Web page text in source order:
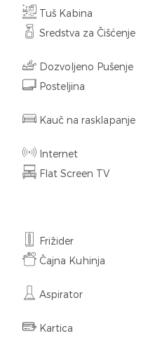
Tuš Kabina
Sredstva za Čišćenje
Dozvoljeno Pušenje
Posteljina
Kauč na rasklapanje
Internet
Flat Screen TV
Frižider
Čajna Kuhinja
Aspirator
Kartica